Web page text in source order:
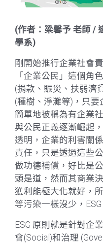
(作者：梁馨予 老師 /
學系)
剛開始推行企業社會
「企業公民」這個角
(捐款、賑災、扶弱濟
(種樹、淨灘等)，只
簡單地被稱為有企業
與公民正義逐漸崛起
透明，企業的利害關
責任，只是透過這些
做功德補償，好比是
頭是道，然而其商業
獲利能極大化就好，
等污染一樣沒少，
ESG 原則就是針對企
會(Social)和治理